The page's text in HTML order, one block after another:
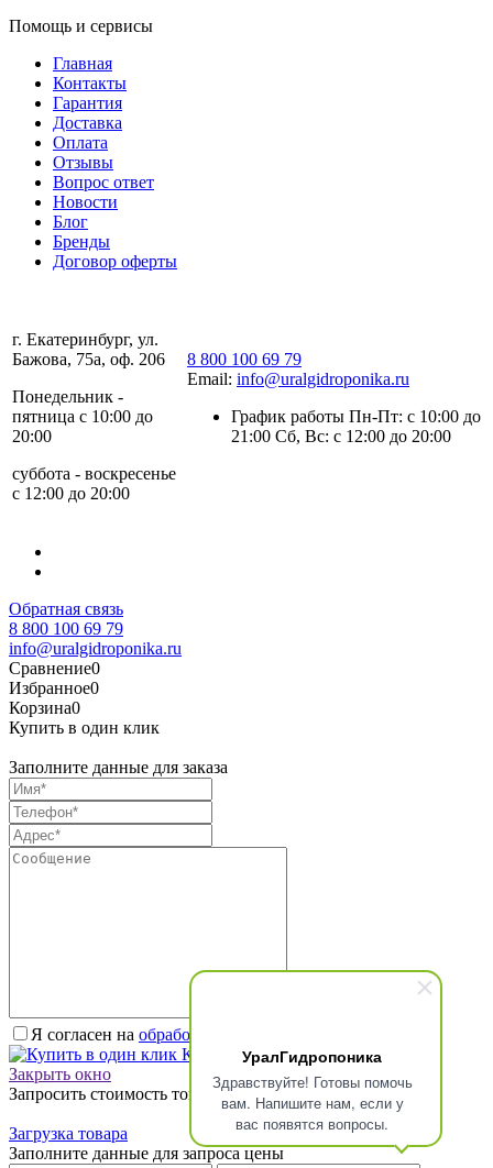
УралГидропоника
Здравствуйте! Готовы помочь
вам. Напишите нам, если у
вас появятся вопросы.
Помощь и сервисы
Главная
Контакты
Гарантия
Доставка
Оплата
Отзывы
Вопрос ответ
Новости
Блог
Бренды
Договор оферты
г. Екатеринбург, ул.
Бажова, 75а, оф. 206
Понедельник -
пятница с 10:00 до
20:00
суббота - воскресенье
с 12:00 до 20:00
8 800 100 69 79
Email: info@uralgidroponika.ru
График работы Пн-Пт: с 10:00 до
21:00 Сб, Вс: с 12:00 до 20:00
Обратная связь
8 800 100 69 79
info@uralgidroponika.ru
Сравнение0
Избранное0
Корзина0
Купить в один клик
Заполните данные для заказа
Я согласен на обработку персональных данных.
Купить в один клик
Закрыть окно
Запросить стоимость товара
Загрузка товара
Заполните данные для запроса цены